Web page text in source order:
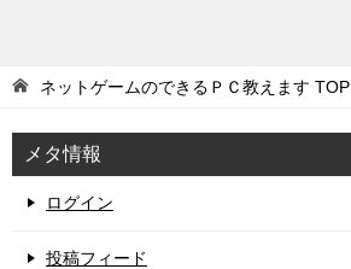
ネットゲームのできるＰＣ教えます TOP
メタ情報
ログイン
投稿フィード